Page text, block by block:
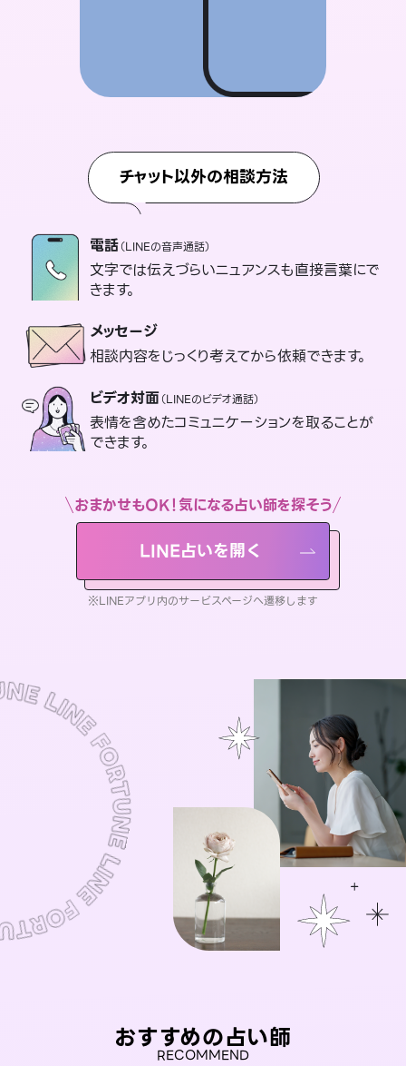
チャット以外の相談方法
電話（LINEの音声通話）
文字では伝えづらいニュアンスも直接言葉にで
きます。
メッセージ
相談内容をじっくり考えてから依頼できます。
ビデオ対面（LINEのビデオ通話）
表情を含めたコミュニケーションを取ることが
できます。
おまかせもOK！気になる占い師を探そう
LINE占いを開く
※LINEアプリ内のサービスページへ遷移します
おすすめの占い師
RECOMMEND